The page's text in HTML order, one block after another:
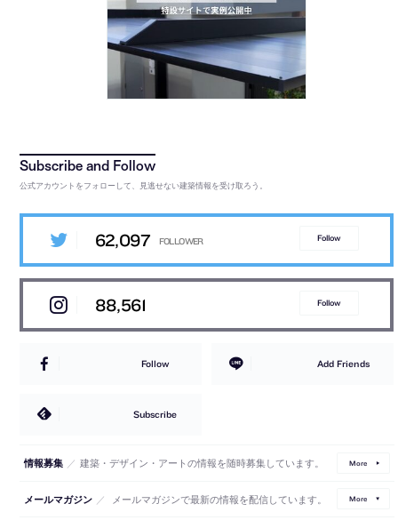
公式アカウントをフォローして、見逃せない建築情報を受け取ろう。
62,097 Follow
88,561 Follow
Follow Add Friends
Subscribe
情報募集 ／ 建築・デザイン・アートの情報を随時募集しています。 More
メールマガジン ／ メールマガジンで最新の情報を配信しています。 More